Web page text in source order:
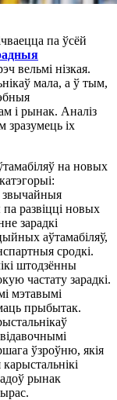
па ўсёй
вельмі нізкая.
мала, а ў тым,
і рынак. Аналіз
зразумець іх
на новых
звычайныя
развіцці новых
зарадкі
аўтамабіляў,
сродкі.
штодзённы
частату зарадкі.
мэтавымі
прыбытак.
ўзроўню, якія
рынак